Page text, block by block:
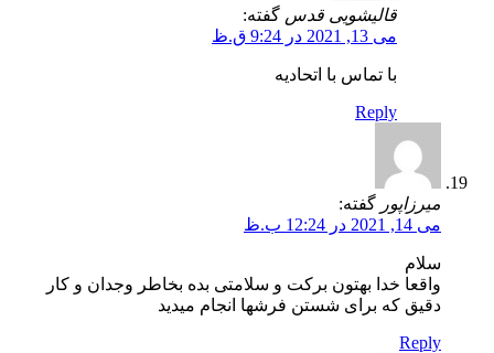
قالیشویی قدس گفته:
می 13, 2021 در 9:24 ق.ظ
با تماس با اتحادیه
Reply
میرزاپور گفته:
می 14, 2021 در 12:24 ب.ظ
سلام
واقعا خدا بهتون برکت و سلامتی بده بخاطر وجدان و کار
دقیق که برای شستن فرشها انجام میدید
Reply